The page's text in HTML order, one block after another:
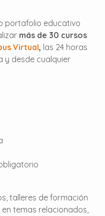
portafolio educativo
más de 30 cursos
Virtual, las 24 horas
y desde cualquier
talleres de formación
temas relacionados,